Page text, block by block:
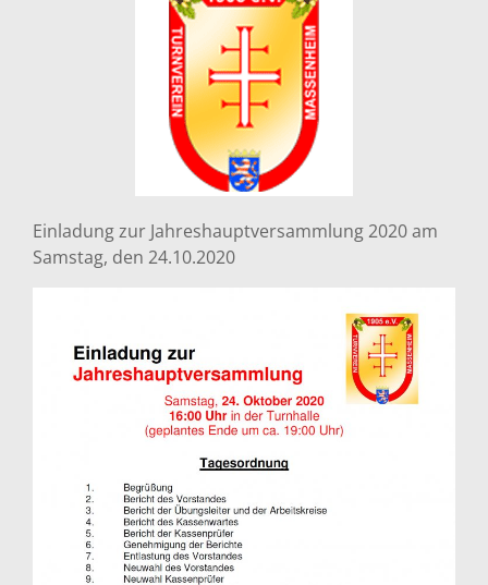
Einladung zur Jahreshauptversammlung 2020 am
Samstag, den 24.10.2020